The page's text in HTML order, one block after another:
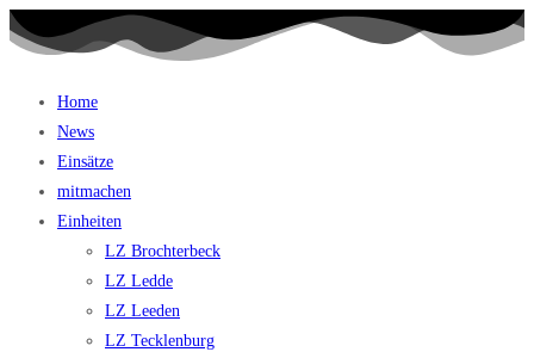
Home
News
Einsätze
mitmachen
Einheiten
LZ Brochterbeck
LZ Ledde
LZ Leeden
LZ Tecklenburg